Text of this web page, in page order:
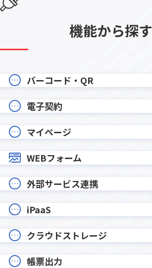
機能から探す
バーコード・QR
電子契約
マイページ
WEBフォーム
外部サービス連携
iPaaS
クラウドストレージ
帳票出力